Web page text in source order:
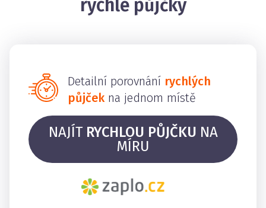
rychlé půjčky
Detailní porovnání rychlých
půjčekna jednom místě
NAJÍT RYCHLOU PŮJČKU NA
MÍRU